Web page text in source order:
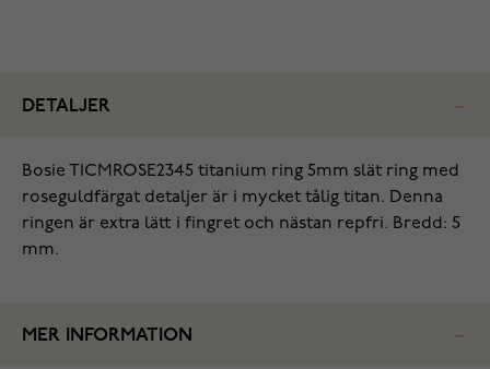
DETALJER
Bosie TICMROSE2345 titanium ring 5mm slät ring med
roseguldfärgat detaljer är i mycket tålig titan. Denna
ringen är extra lätt i fingret och nästan repfri. Bredd: 5
mm.
MER INFORMATION